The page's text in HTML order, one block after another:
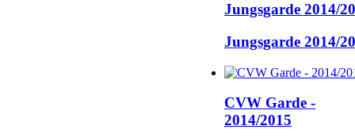
Jungsgarde 2014/
Jungsgarde 2014/
CVW Garde -
2014/2015